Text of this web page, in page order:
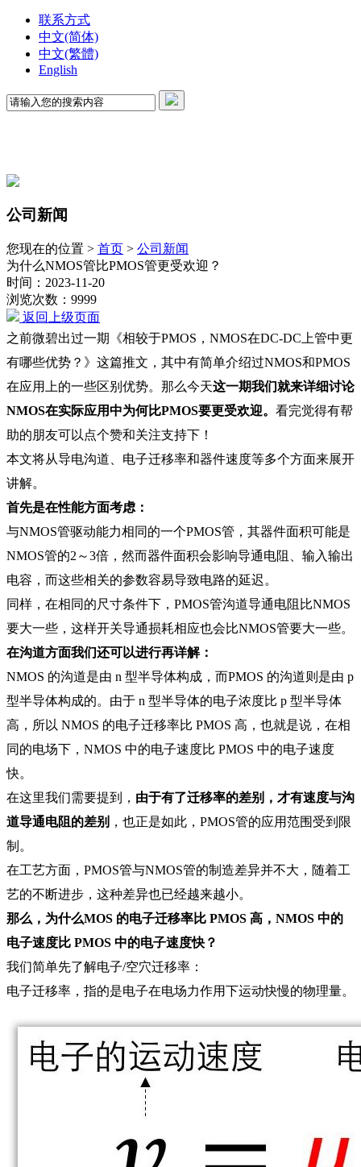
联系方式
中文(简体)
中文(繁體)
English
公司新闻
您现在的位置 > 首页 > 公司新闻
为什么NMOS管比PMOS管更受欢迎？
时间：2023-11-20
浏览次数：9999
返回上级页面
之前微碧出过一期《相较于PMOS，NMOS在DC-DC上管中更
有哪些优势？》这篇推文，其中有简单介绍过NMOS和PMOS
在应用上的一些区别优势。那么今天这一期我们就来详细讨论
NMOS在实际应用中为何比PMOS要更受欢迎。 看完觉得有帮
助的朋友可以点个赞和关注支持下！
本文将从导电沟道、电子迁移率和器件速度等多个方面来展开
讲解。
首先是在性能方面考虑：
与NMOS管驱动能力相同的一个PMOS管，其器件面积可能是
NMOS管的2～3倍，然而器件面积会影响导通电阻、输入输出
电容，而这些相关的参数容易导致电路的延迟。
同样，在相同的尺寸条件下，PMOS管沟道导通电阻比NMOS
要大一些，这样开关导通损耗相应也会比NMOS管要大一些。
在沟道方面我们还可以进行再详解：
NMOS 的沟道是由 n 型半导体构成，而PMOS 的沟道则是由 p
型半导体构成的。由于 n 型半导体的电子浓度比 p 型半导体
高，所以 NMOS 的电子迁移率比 PMOS 高，也就是说，在相
同的电场下，NMOS 中的电子速度比 PMOS 中的电子速度
快。
在这里我们需要提到， 由于有了迁移率的差别，才有速度与沟
道导通电阻的差别 ，也正是如此，PMOS管的应用范围受到限
制。
在工艺方面，PMOS管与NMOS管的制造差异并不大，随着工
艺的不断进步，这种差异也已经越来越小。
那么，为什么MOS 的电子迁移率比 PMOS 高，NMOS 中的
电子速度比 PMOS 中的电子速度快？
我们简单先了解电子/空穴迁移率：
电子迁移率，指的是电子在电场力作用下运动快慢的物理量。